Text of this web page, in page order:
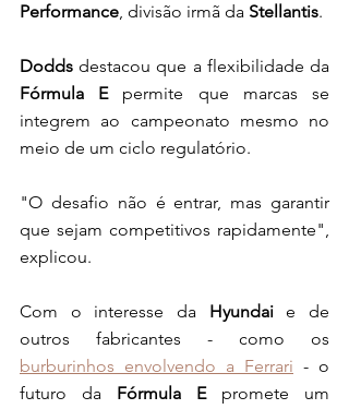
Performance, divisão irmã da Stellantis.
Dodds
Fórmula E permite que marcas se
integrem ao campeonato mesmo no
meio de um ciclo regulatório.
"O desafio não é entrar, mas garantir
que sejam competitivos rapidamente",
explicou.
Com o interesse da Hyundai e de
burburinhos envolvendo a Ferrari - o
futuro da Fórmula E promete um